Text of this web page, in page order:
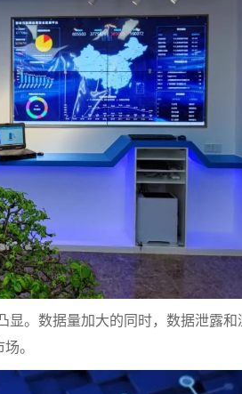
。数据量加大的同时，数据泄露
。